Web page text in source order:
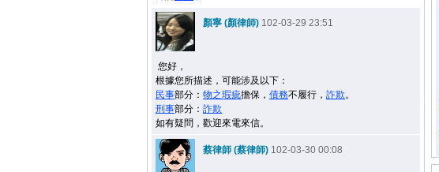
顏寧 (顏律師) 102-03-29 23:51
您好，
根據您所描述，可能涉及以下：
民事部分： 物之瑕疵擔保， 債務不履行， 詐欺。
刑事部分： 詐欺
如有疑問，歡迎來電來信。
蔡律師 (蔡律師) 102-03-30 00:08